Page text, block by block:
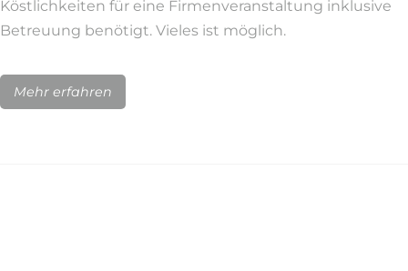
Köstlichkeiten für eine Firmenveranstaltung inklusive
Betreuung benötigt. Vieles ist möglich.
Mehr erfahren